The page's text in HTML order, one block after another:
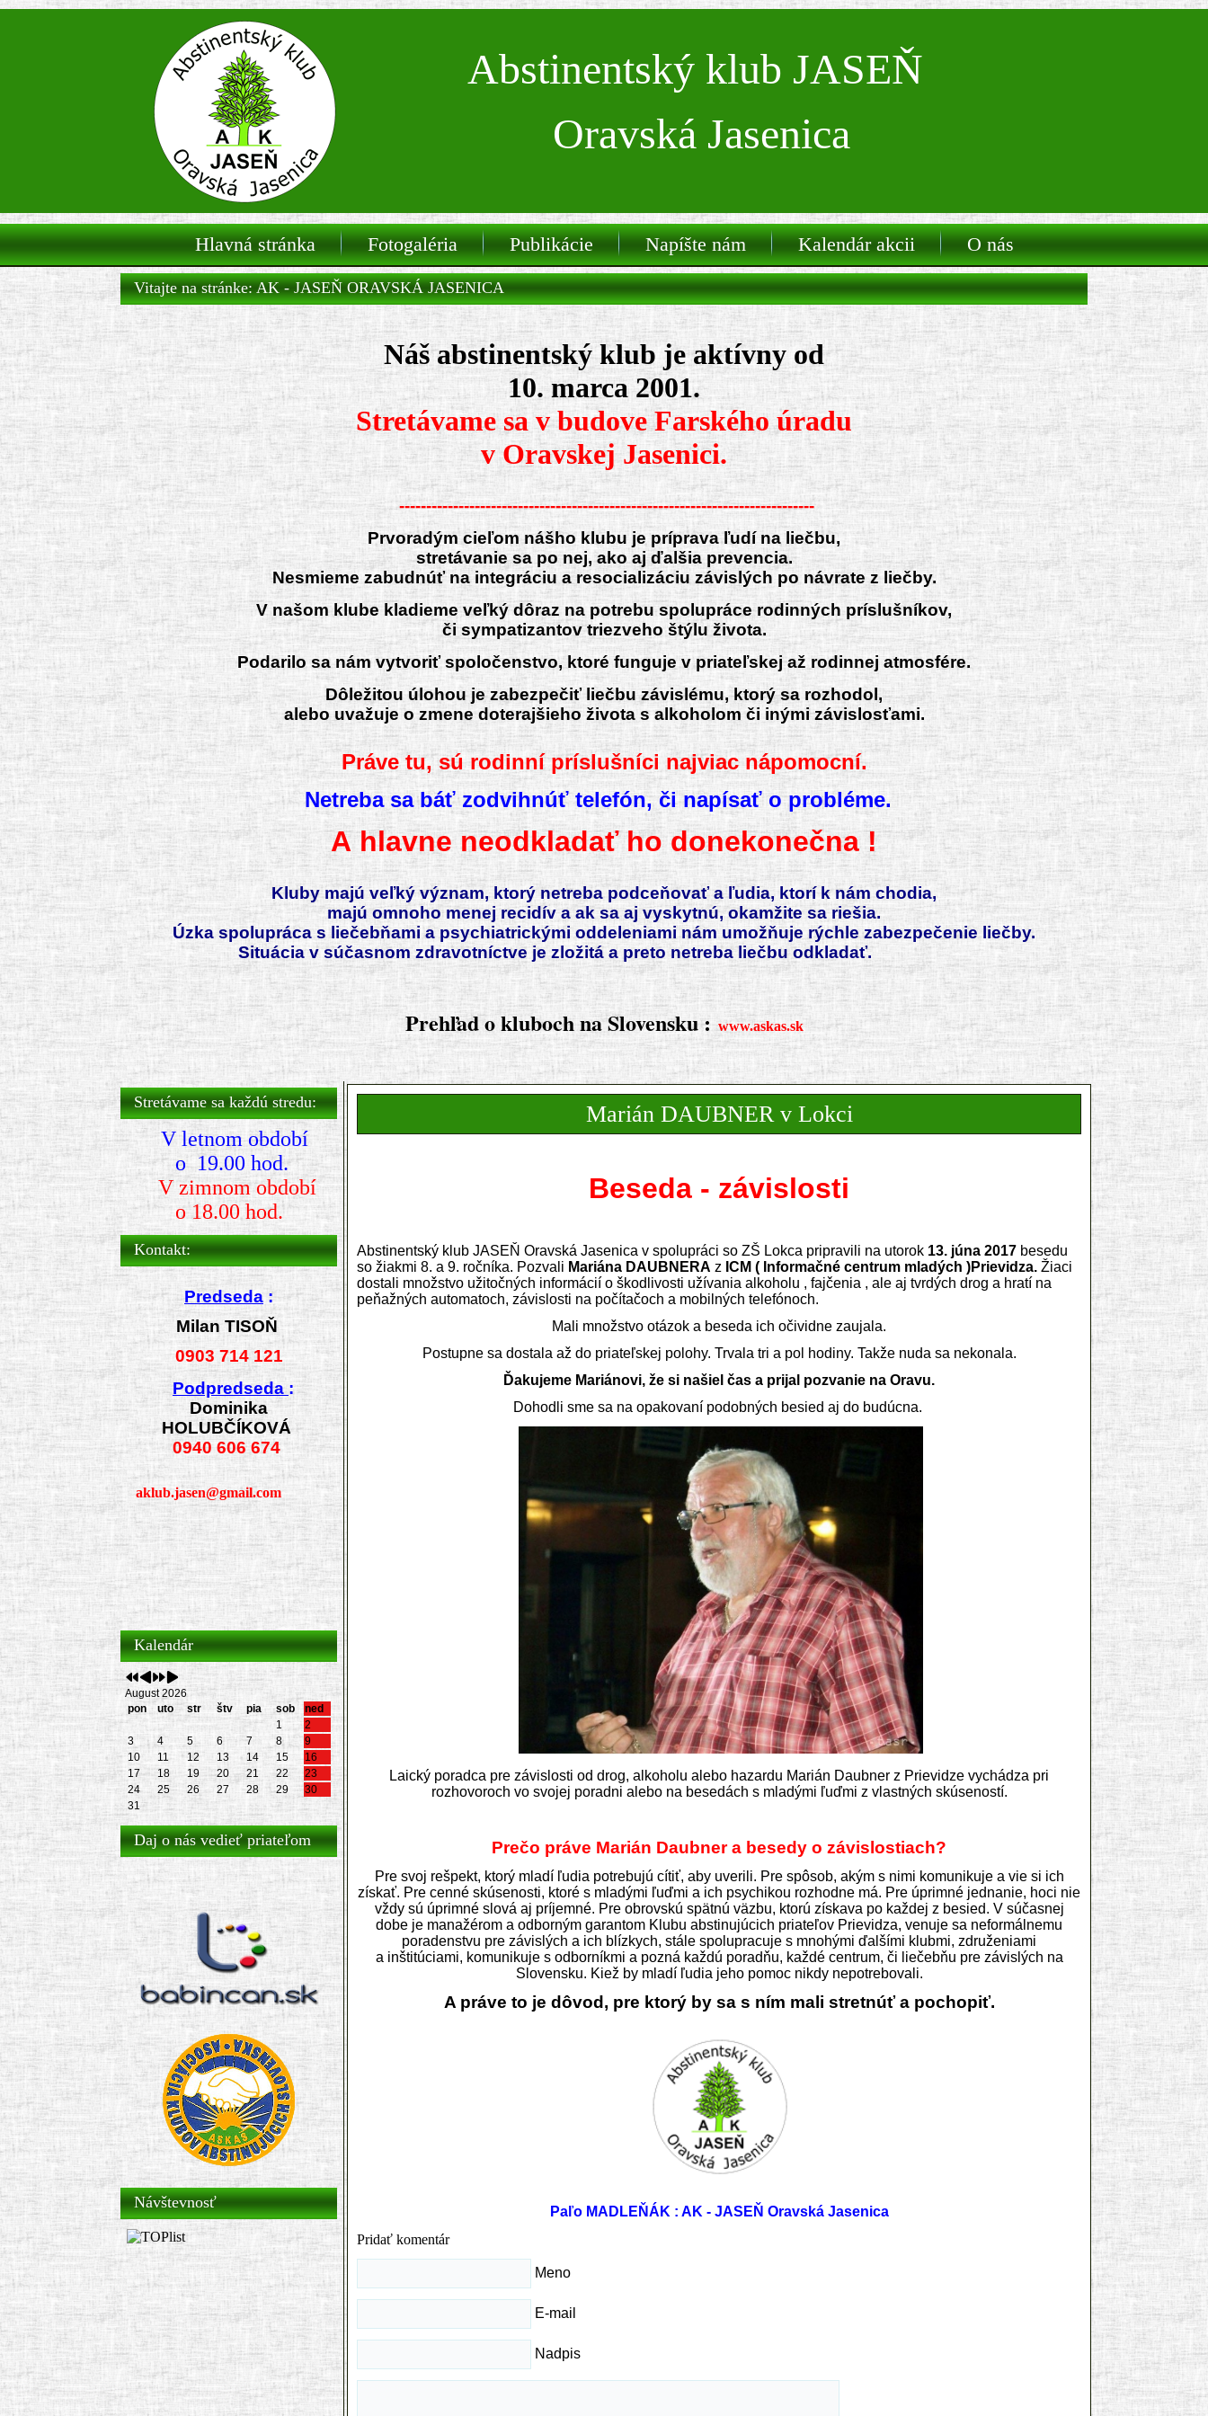
Abstinentský klub JASEŇ
Oravská Jasenica
Hlavná stránka Fotogaléria Publikácie Napíšte nám Kalendár akcii O nás
Vitajte na stránke: AK - JASEŇ ORAVSKÁ JASENICA
Náš abstinentský klub je aktívny od
10. marca 2001.
Stretávame sa v budove Farského úradu
v Oravskej Jasenici.
-----------------------------------------------------------------------------
Prvoradým cieľom nášho klubu je príprava ľudí na liečbu,
stretávanie sa po nej, ako aj ďalšia prevencia.
Nesmieme zabudnúť na integráciu a resocializáciu závislých po návrate z liečby.
V našom klube kladieme veľký dôraz na potrebu spolupráce rodinných príslušníkov,
či sympatizantov triezveho štýlu života.
Podarilo sa nám vytvoriť spoločenstvo, ktoré funguje v priateľskej až rodinnej atmosfére.
Dôležitou úlohou je zabezpečiť liečbu závislému, ktorý sa rozhodol,
alebo uvažuje o zmene doterajšieho života s alkoholom či inými závislosťami.
Práve tu, sú rodinní príslušníci najviac nápomocní.
Netreba sa báť zodvihnúť telefón, či napísať o probléme.
A hlavne neodkladať ho donekonečna !
Kluby majú veľký význam, ktorý netreba podceňovať a ľudia, ktorí k nám chodia,
majú omnoho menej recidív a ak sa aj vyskytnú, okamžite sa riešia.
Úzka spolupráca s liečebňami a psychiatrickými oddeleniami nám umožňuje rýchle zabezpečenie liečby.
Situácia v súčasnom zdravotníctve je zložitá a preto netreba liečbu odkladať.
Prehľad o kluboch na Slovensku : www.askas.sk
Stretávame sa každú stredu:
V letnom období
o 19.00 hod.
V zimnom období
o 18.00 hod.
Kontakt:
Predseda :
Milan TISOŇ
0903 714 121
Podpredseda :
Dominika
HOLUBČÍKOVÁ
0940 606 674
aklub.jasen@gmail.com
Kalendár
Predchádzajúci
rok
Predchádzajúci
mesiac
Nasledujúci
rok
Nasledujúci
mesiac
August 2026
pon
uto str štv pia sob
ned
1
2
3
4 5 6 7 8
9
10
11 12 13 14 15
16
17
18 19 20 21 22
23
24
25 26 27 28 29
30
31
Daj o nás vedieť priateľom
Návštevnosť
Marián DAUBNER v Lokci
Beseda - závislosti
Abstinentský klub JASEŇ Oravská Jasenica v spolupráci so ZŠ Lokca pripravili na utorok 13. júna 2017 besedu
so žiakmi 8. a 9. ročníka. Pozvali Mariána DAUBNERA z ICM ( Informačné centrum mladých )Prievidza. Žiaci
dostali množstvo užitočných informácií o škodlivosti užívania alkoholu , fajčenia , ale aj tvrdých drog a hratí na
peňažných automatoch, závislosti na počítačoch a mobilných telefónoch.
Mali množstvo otázok a beseda ich očividne zaujala.
Postupne sa dostala až do priateľskej polohy. Trvala tri a pol hodiny. Takže nuda sa nekonala.
Ďakujeme Mariánovi, že si našiel čas a prijal pozvanie na Oravu.
Dohodli sme sa na opakovaní podobných besied aj do budúcna.
Laický poradca pre závislosti od drog, alkoholu alebo hazardu Marián Daubner z Prievidze vychádza pri
rozhovoroch vo svojej poradni alebo na besedách s mladými ľuďmi z vlastných skúseností.
Prečo práve Marián Daubner a besedy o závislostiach?
Pre svoj rešpekt, ktorý mladí ľudia potrebujú cítiť, aby uverili. Pre spôsob, akým s nimi komunikuje a vie si ich
získať. Pre cenné skúsenosti, ktoré s mladými ľuďmi a ich psychikou rozhodne má. Pre úprimné jednanie, hoci nie
vždy sú úprimné slová aj príjemné. Pre obrovskú spätnú väzbu, ktorú získava po každej z besied. V súčasnej
dobe je manažérom a odborným garantom Klubu abstinujúcich priateľov Prievidza, venuje sa neformálnemu
poradenstvu pre závislých a ich blízkych, stále spolupracuje s mnohými ďalšími klubmi, združeniami
a inštitúciami, komunikuje s odborníkmi a pozná každú poradňu, každé centrum, či liečebňu pre závislých na
Slovensku. Kiež by mladí ľudia jeho pomoc nikdy nepotrebovali.
A práve to je dôvod, pre ktorý by sa s ním mali stretnúť a pochopiť.
Paľo MADLEŇÁK : AK - JASEŇ Oravská Jasenica
Pridať komentár
Meno
E-mail
Nadpis